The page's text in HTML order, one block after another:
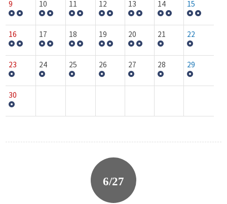
9 10 11 12 13 14 15
16 17 18 19 20 21 22
23 24 25 26 27 28 29
30
6/27